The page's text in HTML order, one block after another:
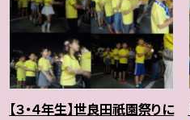
【３・４年生】世良田祇園祭りに